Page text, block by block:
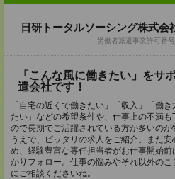
日研トータルソーシング株式
労働者派遣事業許可番
「こんな風に働きたい」をサ
遣会社です！
「自宅の近くで働きたい」「収入」「働
たい」などの希望条件や、仕事上の不満
ので長期でご活躍されている方が多いの
うえで、ピッタリの求人をご紹介。また
め、経験豊富な専任担当者がお仕事開始
かりフォロー。仕事の悩みやそれ以外の
にご相談くださいね。